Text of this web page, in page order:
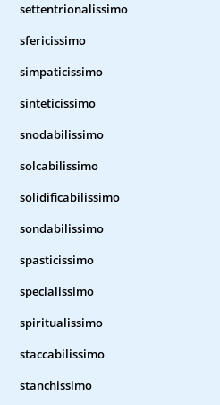
settentrionalissimo
sfericissimo
simpaticissimo
sinteticissimo
snodabilissimo
solcabilissimo
solidificabilissimo
sondabilissimo
spasticissimo
specialissimo
spiritualissimo
staccabilissimo
stanchissimo